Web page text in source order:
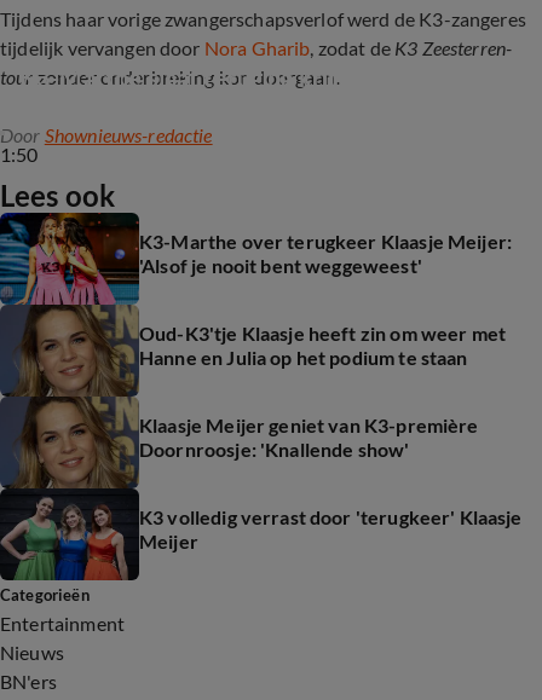
Tijdens haar vorige zwangerschapsverlof werd de K3-zangeres
tijdelijk vervangen door Nora Gharib, zodat de K3 Zeesterren-
tour zonder onderbreking kon doorgaan.
1:50
K3-Marthe slaat terug na kritiek over baby
Door Shownieuws-redactie
Lees ook
K3-Marthe over terugkeer Klaasje Meijer:
'Alsof je nooit bent weggeweest'
Oud-K3'tje Klaasje heeft zin om weer met
Hanne en Julia op het podium te staan
Klaasje Meijer geniet van K3-première
Doornroosje: 'Knallende show'
K3 volledig verrast door 'terugkeer' Klaasje
Meijer
Categorieën
Entertainment
Nieuws
BN'ers